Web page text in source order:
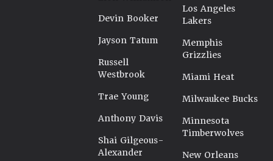
Devin Booker
Jayson Tatum
Russell
Westbrook
Trae Young
Anthony Davis
Shai Gilgeous-
Alexander
Los Angeles
Lakers
Memphis
Grizzlies
Miami Heat
Milwaukee Bucks
Minnesota
Timberwolves
New Orleans